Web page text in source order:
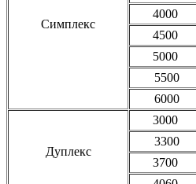
Симплекс
4000
4500
5000
5500
6000
Дуплекс
3000
3300
3700